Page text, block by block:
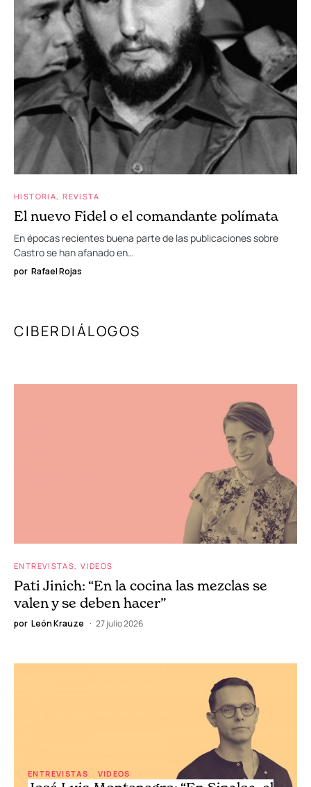
HISTORIA REVISTA
El nuevo Fidel o el comandante polímata
En épocas recientes buena parte de las publicaciones sobre
Castro se han afanado en…
por Rafael Rojas
CIBERDIÁLOGOS
ENTREVISTAS VIDEOS
Pati Jinich: “En la cocina las mezclas se
valen y se deben hacer”
por León Krauze 27 julio 2026
ENTREVISTAS VIDEOS